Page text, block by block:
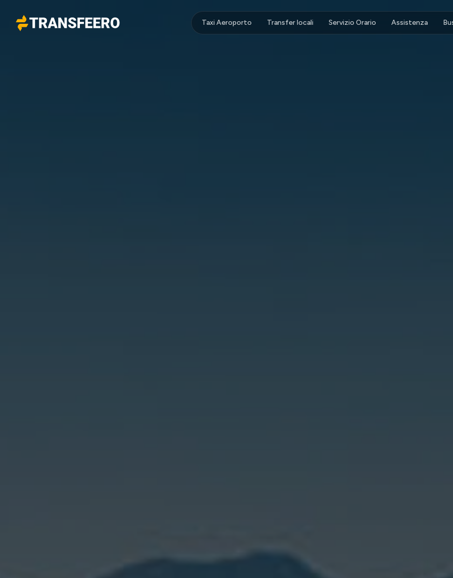
Transfeero
Taxi Aeroporto Transfer locali Servizio Orario Assistenza